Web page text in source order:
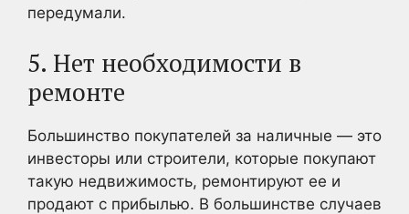
передумали.
5. Нет необходимости в
ремонте
Большинство покупателей за наличные — это
инвесторы или строители, которые покупают
такую недвижимость, ремонтируют ее и
продают с прибылью. В большинстве случаев